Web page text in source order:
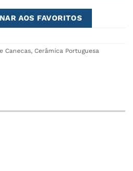
AOS FAVORITOS
Canecas, Cerâmica Portuguesa